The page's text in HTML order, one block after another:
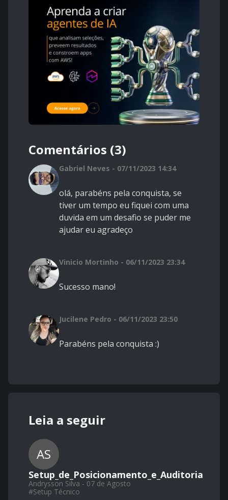
Comentários (3)
Gabriel Neves - 07/11/2023 14:34
olá, parabéns pela conquista, se
tiver um tempo eu fiquei com uma
duvida em um desafio se puder me
ajudar eu agradeço
Vinicio Mortinho - 06/11/2023 23:34
Sucesso mano!
Jucilene Pedro - 06/11/2023 23:50
Parabéns pela conquista :)
Leia a seguir
AS
Setup_de_Posicionamento_e_Auditoria
Andrysson Silva - 07 de Agosto
#Setup Técnico